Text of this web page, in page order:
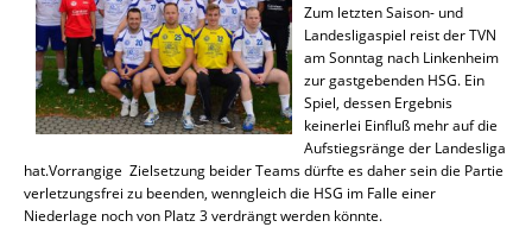
Zum letzten Saison- und
Landesligaspiel reist der TVN
am Sonntag nach Linkenheim
zur gastgebenden HSG. Ein
Spiel, dessen Ergebnis
keinerlei Einfluß mehr auf die
Aufstiegsränge der Landesliga
hat.Vorrangige Zielsetzung beider Teams dürfte es daher sein die Partie
verletzungsfrei zu beenden, wenngleich die HSG im Falle einer
Niederlage noch von Platz 3 verdrängt werden könnte.